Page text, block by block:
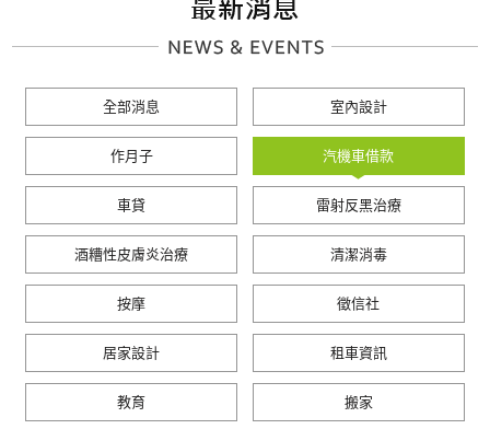
全部消息 室內設計
作月子 汽機車借款
車貸 雷射反黑治療
酒糟性皮膚炎治療 清潔消毒
按摩 徵信社
居家設計 租車資訊
教育 搬家